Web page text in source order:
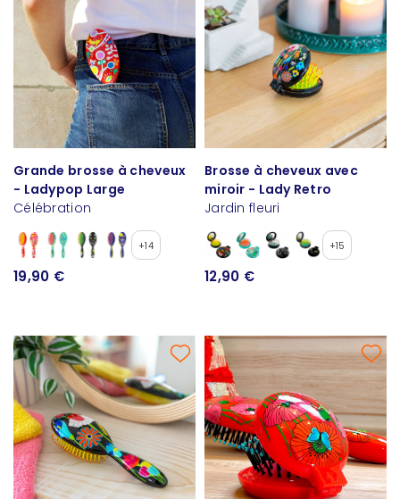
Grande brosse à cheveux
- Ladypop Large
Célébration
+14
19,90 €
Brosse à cheveux avec
miroir - Lady Retro
Jardin fleuri
+15
12,90 €